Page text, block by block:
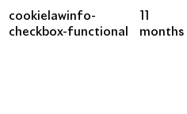
cookielawinfo-
checkbox-functional
months